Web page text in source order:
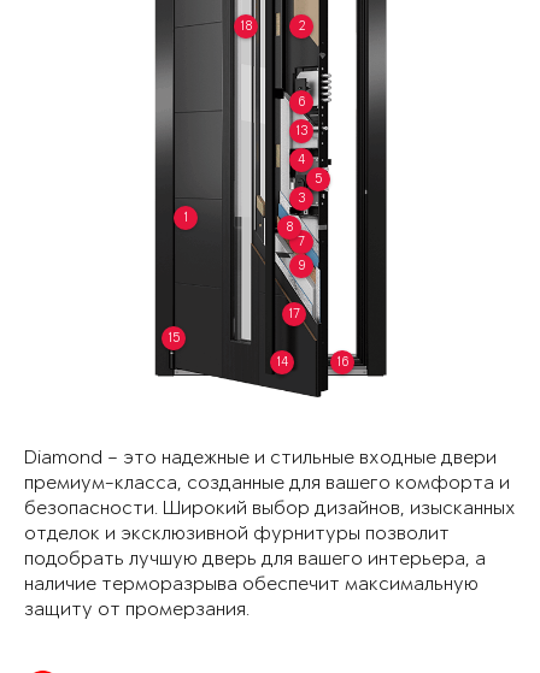
1
2
3
4
5
6
7
8
9
13
14
15
16
17
18
Diamond – это надежные и стильные входные двери
премиум-класса, созданные для вашего комфорта и
безопасности. Широкий выбор дизайнов, изысканных
отделок и эксклюзивной фурнитуры позволит
подобрать лучшую дверь для вашего интерьера, а
наличие терморазрыва обеспечит максимальную
защиту от промерзания.